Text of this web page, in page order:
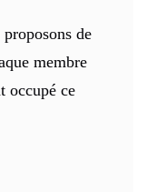
de
membre
occupé ce